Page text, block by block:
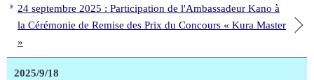
24 septembre 2025 : Participation de l'Ambassadeur Kano à
la Cérémonie de Remise des Prix du Concours « Kura Master
»
2025/9/18